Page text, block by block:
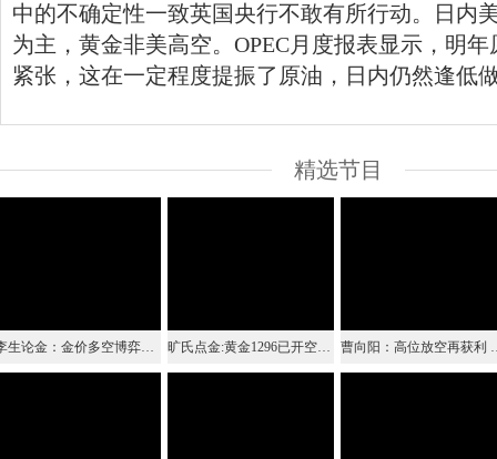
中的不确定性一致英国央行不敢有所行动。日内
为主，黄金非美高空。OPEC月度报表显示，明
紧张，这在一定程度提振了原油，日内仍然逢低
精选节目
李生论金：金价多空博弈正胶着 油价今日逢低做多看上升 旷氏点金:黄金1296已开空继续看新低 原油低多继续 曹向阳：高